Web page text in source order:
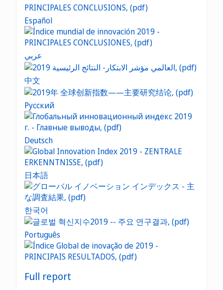
Español
عربي
中文
Русский
Deutsch
日本語
한국어
Português
Full report